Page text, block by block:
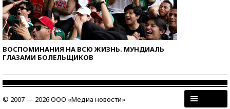
ВОСПОМИНАНИЯ НА ВСЮ ЖИЗНЬ. МУНДИАЛЬ
ГЛАЗАМИ БОЛЕЛЬЩИКОВ
© 2007 — 2026 ООО «Медиа новости»